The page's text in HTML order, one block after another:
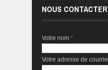
NOUS CONTACTER
Votre nom *
Votre adresse de courriel